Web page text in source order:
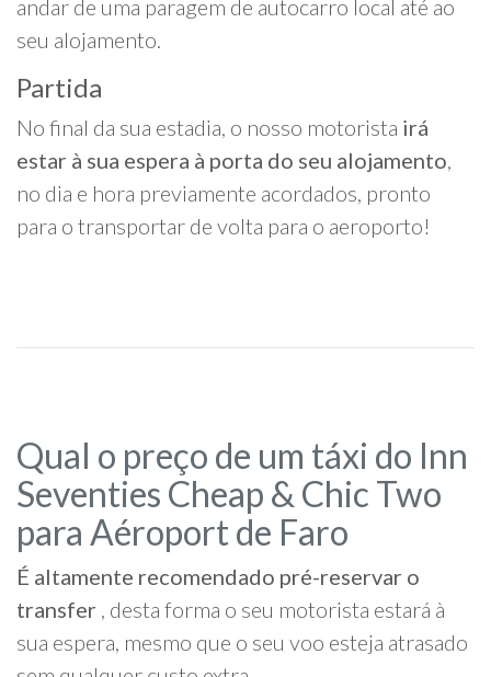
andar de uma paragem de autocarro local até ao
seu alojamento.
Partida
No final da sua estadia, o nosso motorista irá
estar à sua espera à porta do seu alojamento,
no dia e hora previamente acordados, pronto
para o transportar de volta para o aeroporto!
Qual o preço de um táxi do Inn
Seventies Cheap & Chic Two
para Aéroport de Faro
É altamente recomendado pré-reservar o
transfer , desta forma o seu motorista estará à
sua espera, mesmo que o seu voo esteja atrasado